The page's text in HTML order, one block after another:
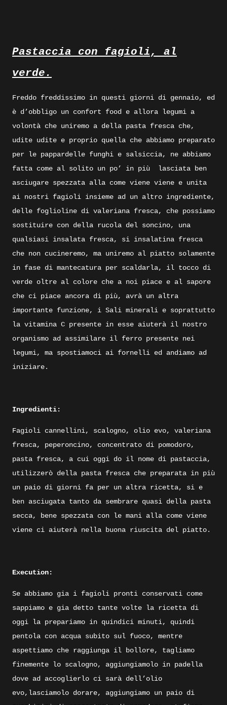
Pastaccia con fagioli, al
verde.
Freddo freddissimo in questi giorni di gennaio, ed
è d’obbligo un confort food e allora legumi a
volontà che uniremo a della pasta fresca che,
udite udite e proprio quella che abbiamo preparato
per le pappardelle funghi e salsiccia, ne abbiamo
fatta come al solito un po’ in più
lasciata ben
asciugare spezzata alla come viene viene e unita
ai nostri fagioli insieme ad un altro ingrediente,
delle foglioline di valeriana fresca, che possiamo
sostituire con della rucola del soncino, una
qualsiasi insalata fresca, si insalatina fresca
che non cucineremo, ma uniremo al piatto solamente
in fase di mantecatura per scaldarla, il tocco di
verde oltre al colore che a noi piace e al sapore
che ci piace ancora di più, avrà un altra
importante funzione, i Sali minerali e soprattutto
la vitamina C presente in esse aiuterà il nostro
organismo ad assimilare il ferro presente nei
legumi, ma spostiamoci ai fornelli ed andiamo ad
iniziare.
Ingredienti:
Fagioli cannellini, scalogno, olio evo, valeriana
fresca, peperoncino, concentrato di pomodoro,
pasta fresca, a cui oggi do il nome di pastaccia,
utilizzerò della pasta fresca che preparata in più
un paio di giorni fa per un altra ricetta, si e
ben asciugata tanto da sembrare quasi della pasta
secca, bene spezzata con le mani alla come viene
viene ci aiuterà nella buona riuscita del piatto.
Execution:
Se abbiamo gia i fagioli pronti conservati come
sappiamo e gia detto tante volte la ricetta di
oggi la prepariamo in quindici minuti, quindi
pentola con acqua subito sul fuoco, mentre
aspettiamo che raggiunga il bollore, tagliamo
finemente lo scalogno, aggiungiamolo in padella
dove ad accoglierlo ci sarà dell’olio
evo,lasciamolo dorare, aggiungiamo un paio di